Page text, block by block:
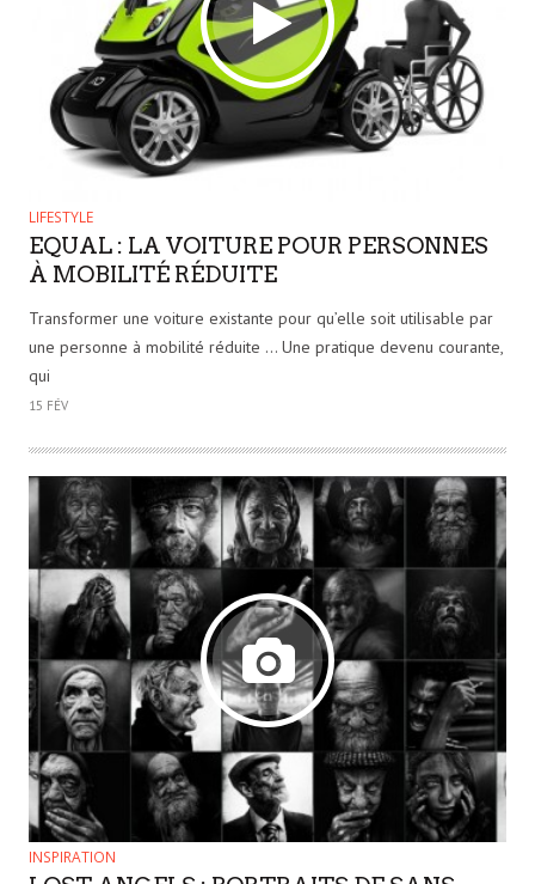
LIFESTYLE
EQUAL : LA VOITURE POUR PERSONNES
À MOBILITÉ RÉDUITE
Transformer une voiture existante pour qu’elle soit utilisable par
une personne à mobilité réduite … Une pratique devenu courante,
qui
15 FÉV
INSPIRATION